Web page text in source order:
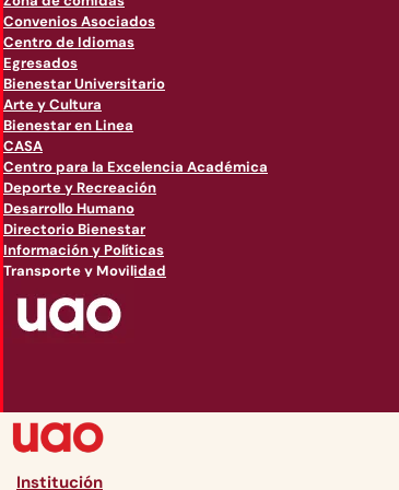
Convenios Asociados
Centro de Idiomas
Egresados
Bienestar Universitario
Arte y Cultura
Bienestar en Linea
CASA
Centro para la Excelencia Académica
Deporte y Recreación
Desarrollo Humano
Directorio Bienestar
Información y Políticas
Transporte y Movilidad
Institución